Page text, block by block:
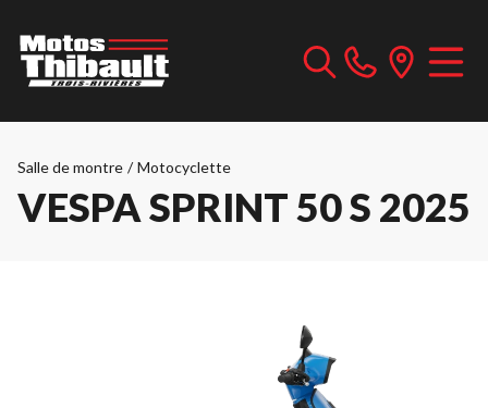
Salle de montre / Motocyclette
VESPA SPRINT 50 S 2025